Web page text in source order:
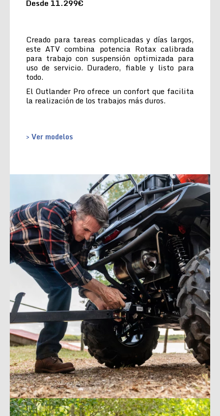
Desde 11.299€
Creado para tareas complicadas y días largos,
este ATV combina potencia Rotax calibrada
para trabajo con suspensión optimizada para
uso de servicio. Duradero, fiable y listo para
todo.
El Outlander Pro ofrece un confort que facilita
la realización de los trabajos más duros.
> Ver modelos